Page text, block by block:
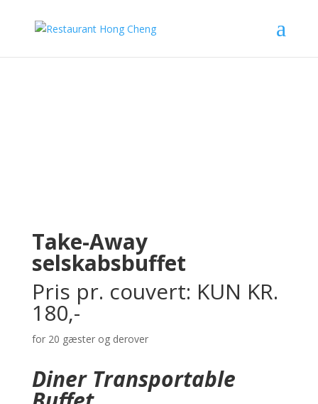
Take-Away
selskabsbuffet
Pris pr. couvert: KUN KR.
180,-
for 20 gæster og derover
Diner Transportable